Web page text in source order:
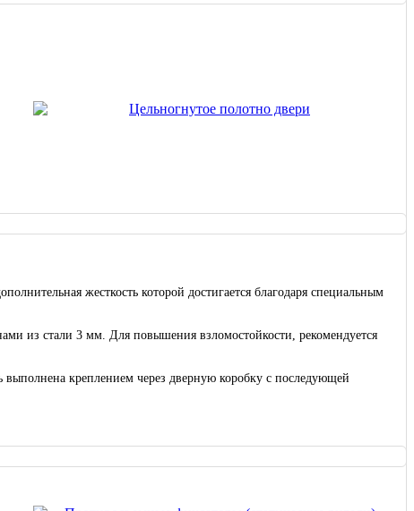
жесткость которой достигается благодаря специальным
из стали 3 мм. Для повышения взломостойкости, рекомендуется
креплением через дверную коробку с последующей